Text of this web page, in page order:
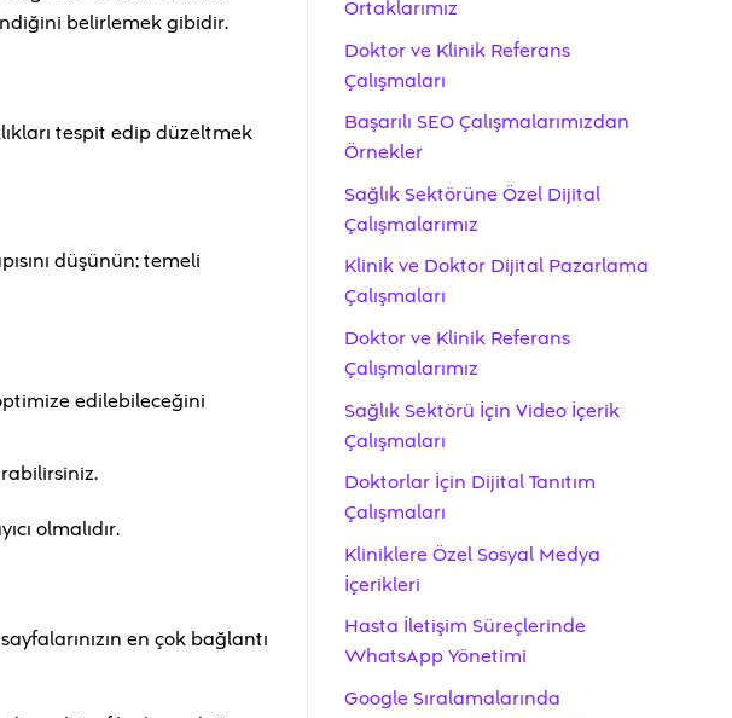
belirlemek gibidir.
tespit edip düzeltmek
düşünün; temeli
edilebileceğini
olmalıdır.
en çok bağlantı
Ortaklarımız
Doktor ve Klinik Referans
Çalışmaları
Başarılı SEO Çalışmalarımızdan
Örnekler
Sağlık Sektörüne Özel Dijital
Çalışmalarımız
Klinik ve Doktor Dijital Pazarlama
Çalışmaları
Doktor ve Klinik Referans
Çalışmalarımız
Sağlık Sektörü İçin Video İçerik
Çalışmaları
Doktorlar İçin Dijital Tanıtım
Çalışmaları
Kliniklere Özel Sosyal Medya
İçerikleri
Hasta İletişim Süreçlerinde
WhatsApp Yönetimi
Google Sıralamalarında